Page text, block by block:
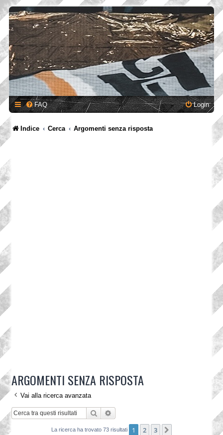
FAQ Login
Indice Cerca Argomenti senza risposta
ARGOMENTI SENZA RISPOSTA
Vai alla ricerca avanzata
Cerca
La ricerca ha trovato 73 risultati 1 2 3